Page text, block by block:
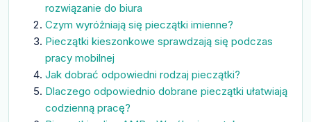
rozwiązanie do biura
Czym wyróżniają się pieczątki imienne?
Pieczątki kieszonkowe sprawdzają się podczas
pracy mobilnej
Jak dobrać odpowiedni rodzaj pieczątki?
Dlaczego odpowiednio dobrane pieczątki ułatwiają
codzienną pracę?